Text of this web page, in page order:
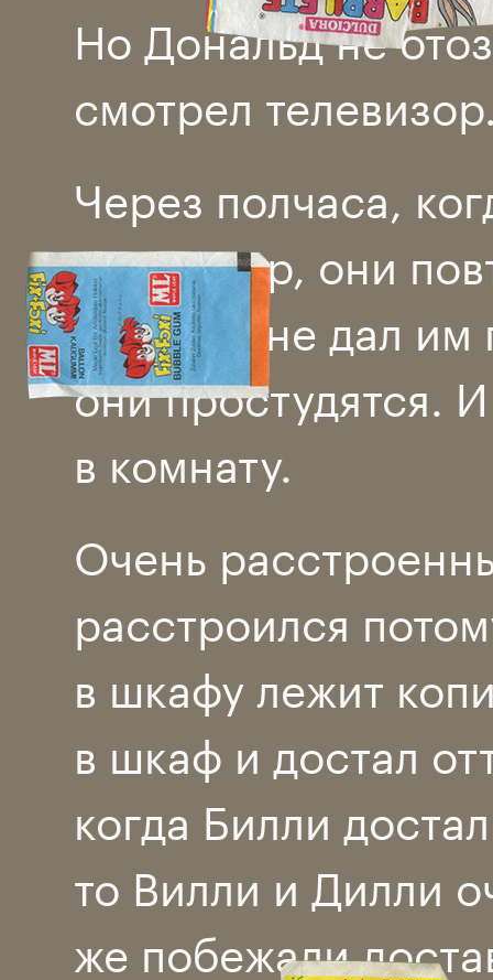
Но Дональд не
смотрел
Через полчаса,
телевизор, они
Дональд не дал им
они простудятся.
в комнату.
Очень
расстроился
в шкафу лежит
в шкаф и достал
когда Билли
то Вилли и Дилли
же побежали